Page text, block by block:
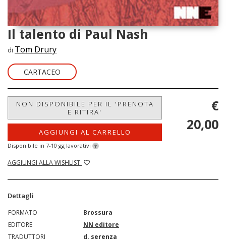
Il talento di Paul Nash
di Tom Drury
CARTACEO
NON DISPONIBILE PER IL 'PRENOTA
E RITIRA'
AGGIUNGI AL CARRELLO
Disponibile in 7-10 gg lavorativi ?
AGGIUNGI ALLA WISHLIST
€
20,00
Dettagli
FORMATO
Brossura
EDITORE
NN editore
TRADUTTORI
d. serenza